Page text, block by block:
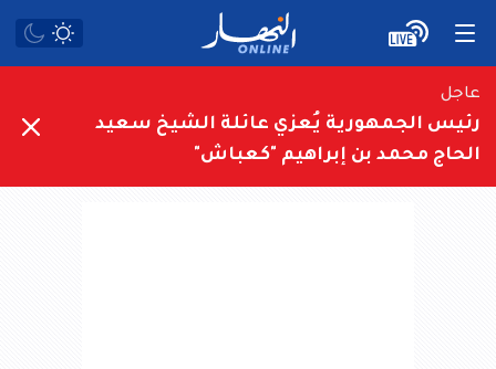
عاجل
رئيس الجمهورية يُعزي عائلة الشيخ سعيد
الحاج محمد بن إبراهيم "كعباش"